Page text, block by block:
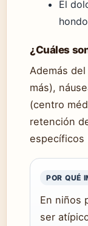
El
¿Cuáles
Además
más),
(centro
retención
específicos
POR QUÉ
En niños
ser